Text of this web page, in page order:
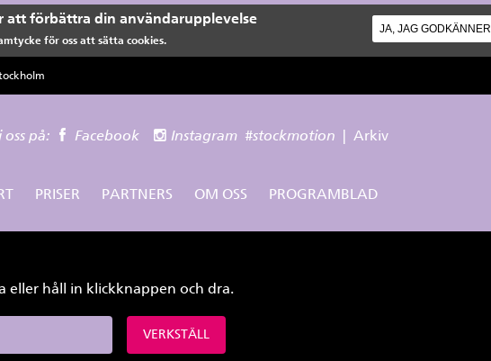
att förbättra din användarupplevelse
för oss att sätta cookies.
JA, JAG GODKÄNNER
oss på: Facebook Instagram #stockmotion |Arkiv
PRISER PARTNERS OM OSS PROGRAMBLAD
eller håll in klickknappen och dra.